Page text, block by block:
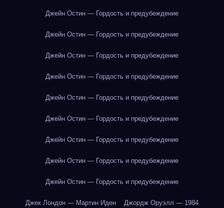
Джейн Остин — Гордость и предубеждение
Джейн Остин — Гордость и предубеждение
Джейн Остин — Гордость и предубеждение
Джейн Остин — Гордость и предубеждение
Джейн Остин — Гордость и предубеждение
Джейн Остин — Гордость и предубеждение
Джейн Остин — Гордость и предубеждение
Джейн Остин — Гордость и предубеждение
Джейн Остин — Гордость и предубеждение
Джек Лондон — Мартин Иден Джордж Оруэлл — 1984